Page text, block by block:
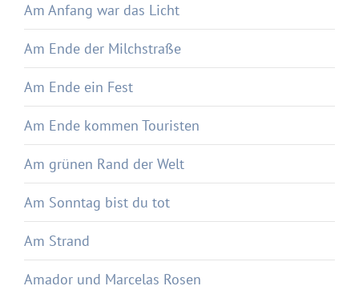
Am Anfang war das Licht
Am Ende der Milchstraße
Am Ende ein Fest
Am Ende kommen Touristen
Am grünen Rand der Welt
Am Sonntag bist du tot
Am Strand
Amador und Marcelas Rosen